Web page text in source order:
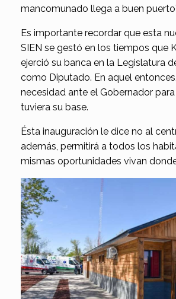
mancomunado llega a buen
Es importante recordar que esta
SIEN se gestó en los tiempos que
ejerció su banca en la Legislatura
como Diputado. En aquel
necesidad ante el Gobernador
tuviera su base.
Ésta inauguración le dice no al
además, permitirá a todos los
mismas oportunidades vivan